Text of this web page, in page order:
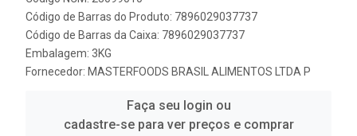
Código de Barras do Produto: 7896029037737
Código de Barras da Caixa: 7896029037737
Embalagem: 3KG
Fornecedor: MASTERFOODS BRASIL ALIMENTOS LTDA P
Faça seu login ou
cadastre-se para ver preços e comprar